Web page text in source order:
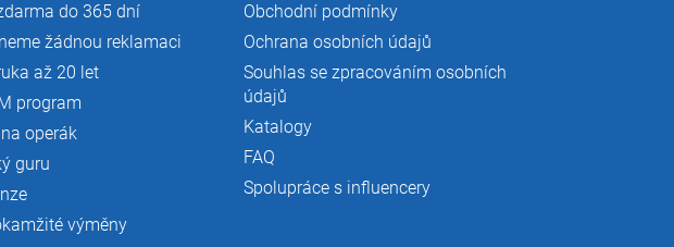
do 365 dní
žádnou reklamaci
až 20 let
program
operák
guru
výměny
Obchodní podmínky
Ochrana osobních údajů
Souhlas se zpracováním osobních
údajů
Katalogy
FAQ
Spolupráce s influencery